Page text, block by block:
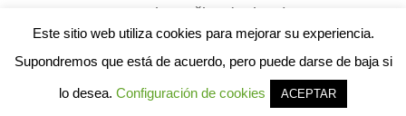
Este sitio web utiliza cookies para mejorar su experiencia.
Supondremos que está de acuerdo, pero puede darse de baja si
lo desea. Configuración de cookies ACEPTAR
Slovenčina
(Eslavo )
Slovenščina(Esloveno)
Español
Svenska( Sueco)